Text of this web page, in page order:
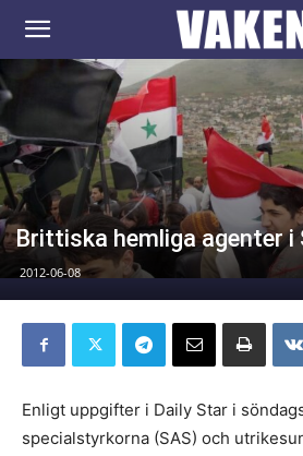
VAKEN.se
Brittiska hemliga agenter i
2012-06-08
Enligt uppgifter i Daily Star i
specialstyrkorna (SAS) och